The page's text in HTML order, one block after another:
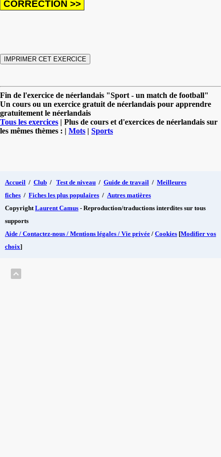
Fin de l'exercice de néerlandais "Sport - un match de football"
Un cours ou un exercice gratuit de néerlandais pour apprendre
gratuitement le néerlandais
Tous les exercices | Plus de cours et d'exercices de néerlandais sur
les mêmes thèmes : | Mots | Sports
Accueil / Club / Test de niveau / Guide de travail / Meilleures
fiches / Fiches les plus populaires / Autres matières
Copyright Laurent Camus - Reproduction/traductions interdites sur tous
supports
Aide / Contactez-nous / Mentions légales / Vie privée / Cookies [Modifier vos
choix]